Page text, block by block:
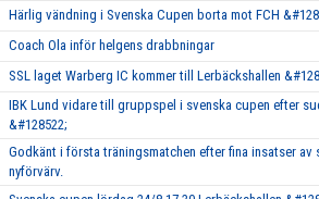
Härlig vändning i Svenska Cupen borta mot FCH
Coach Ola inför helgens drabbningar
SSL laget Warberg IC kommer till Lerbäckshallen
IBK Lund vidare till gruppspel i svenska cupen efter
&#128522;
Godkänt i första träningsmatchen efter fina insatser av
nyförvärv.